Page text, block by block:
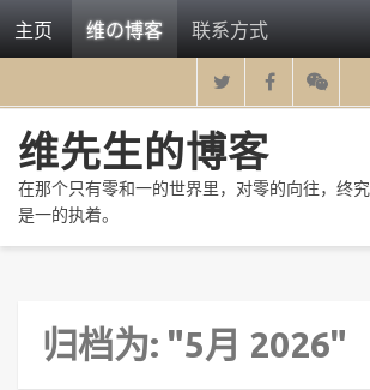
主页 维の博客 联系方式
维先生的博客
在那个只有零和一的世界里，对零的向往，终究
是一的执着。
归档为: "5月 2026"